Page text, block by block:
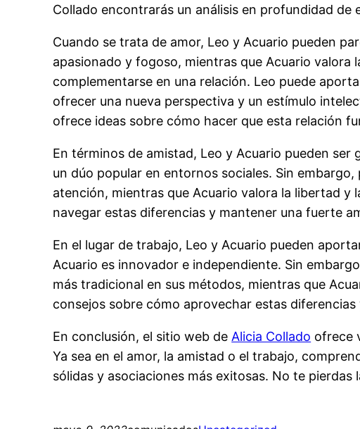
Collado encontrarás un análisis en profundidad de
Cuando se trata de amor, Leo y Acuario pueden
apasionado y fogoso, mientras que Acuario valora
complementarse en una relación. Leo puede
ofrecer una nueva perspectiva y un estímulo
ofrece ideas sobre cómo hacer que esta relación
En términos de amistad, Leo y Acuario pueden
un dúo popular en entornos sociales. Sin
atención, mientras que Acuario valora la libertad
navegar estas diferencias y mantener una fuerte
En el lugar de trabajo, Leo y Acuario pueden
Acuario es innovador e independiente. Sin
más tradicional en sus métodos, mientras que
consejos sobre cómo aprovechar estas
En conclusión, el sitio web de Alicia Collado ofrece
Ya sea en el amor, la amistad o el trabajo,
sólidas y asociaciones más exitosas. No te